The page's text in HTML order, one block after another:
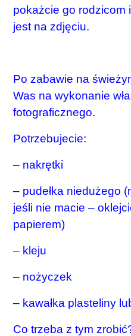
pokażcie go rodzicom
jest na zdjęciu.
Po zabawie na
Was na wykonanie
fotograficznego.
Potrzebujecie:
– nakrętki
– pudełka niedużego
jeśli nie macie –
papierem)
– kleju
– nożyczek
– kawałka plasteliny
Co trzeba z tym